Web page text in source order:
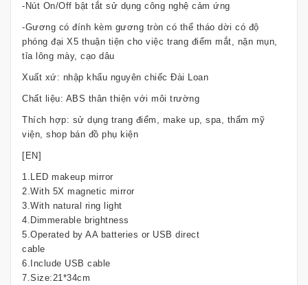
-Nút On/Off bật tắt sử dụng công nghệ cảm ứng
-Gương có đính kèm gương tròn có thể tháo dời có độ
phóng đại X5 thuận tiện cho việc trang điểm mắt, nặn mụn,
tỉa lông mày, cạo dâu
Xuất xứ: nhập khẩu nguyên chiếc Đài Loan
Chất liệu: ABS thân thiện với môi trường
Thích hợp: sử dụng trang điểm, make up, spa, thẩm mỹ
viện, shop bán đồ phụ kiện
[EN]
1.LED makeup mirror
2.With 5X magnetic mirror
3.With natural ring light
4.Dimmerable brightness
5.Operated by AA batteries or USB direct
cable
6.Include USB cable
7.Size:21*34cm